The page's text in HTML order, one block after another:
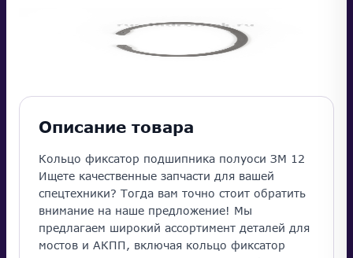
Описание товара
Кольцо фиксатор подшипника полуоси ЗМ 12
Ищете качественные запчасти для вашей
спецтехники? Тогда вам точно стоит обратить
внимание на наше предложение! Мы
предлагаем широкий ассортимент деталей для
мостов и АКПП, включая кольцо фиксатор